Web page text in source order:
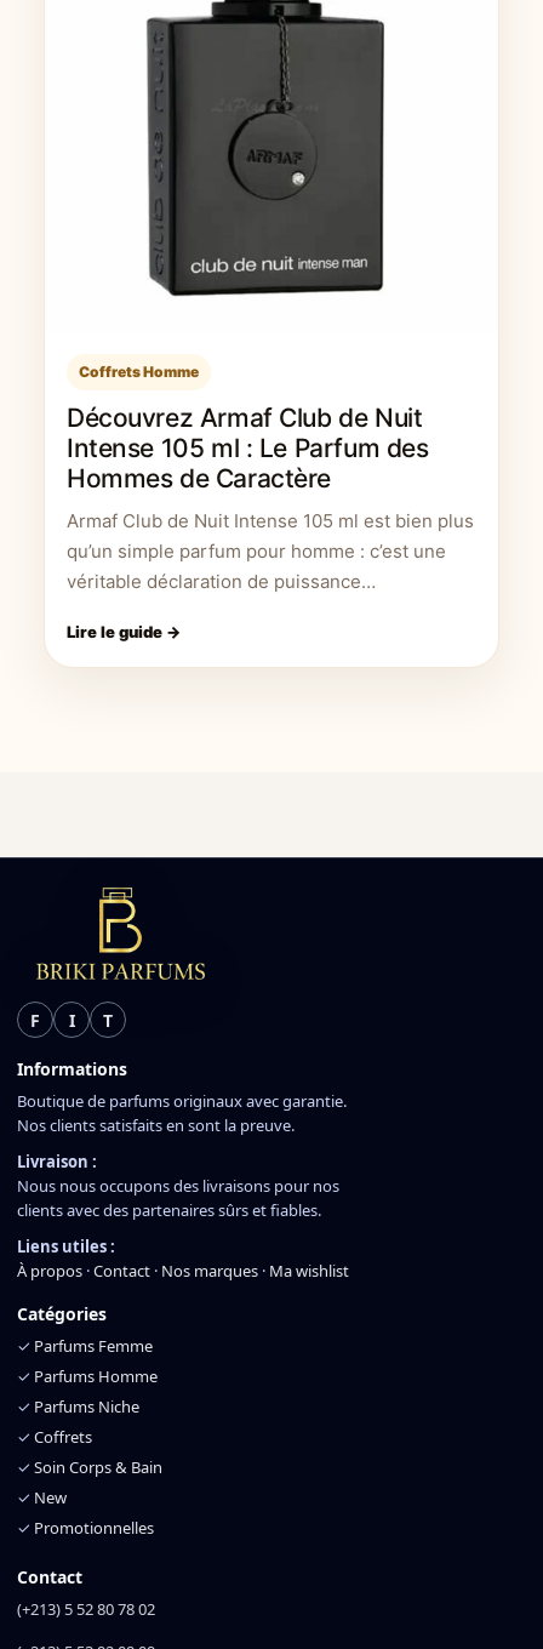
Coffrets Homme
Découvrez Armaf Club de Nuit
Intense 105 ml : Le Parfum des
Hommes de Caractère
Armaf Club de Nuit Intense 105 ml est bien plus
qu’un simple parfum pour homme : c’est une
véritable déclaration de puissance…
Lire le guide →
F I T
Informations
Boutique de parfums originaux avec garantie.
Nos clients satisfaits en sont la preuve.
Livraison :
Nous nous occupons des livraisons pour nos
clients avec des partenaires sûrs et fiables.
Liens utiles :
À propos ·Contact · Nos marques · Ma wishlist
Catégories
✓ Parfums Femme
✓ Parfums Homme
✓ Parfums Niche
✓ Coffrets
✓ Soin Corps & Bain
✓ New
✓ Promotionnelles
Contact
(+213) 5 52 80 78 02